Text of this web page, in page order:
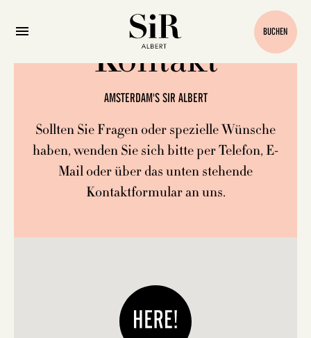
BUCHEN
Kontakt
AMSTERDAM'S SIR ALBERT
Sollten Sie Fragen oder spezielle Wünsche
haben, wenden Sie sich bitte per Telefon, E-
Mail oder über das unten stehende
Kontaktformular an uns.